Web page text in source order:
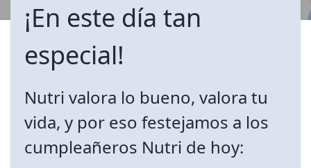
¡En este día tan
especial!
Nutri valora lo bueno, valora tu
vida, y por eso festejamos a los
cumpleañeros Nutri de hoy: